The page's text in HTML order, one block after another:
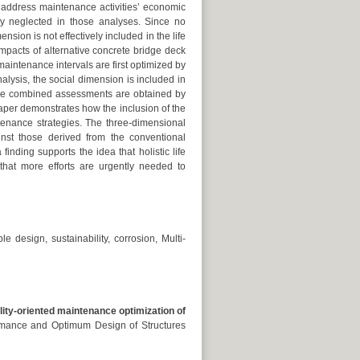
maintenance activities’ economic
neglected in those analyses. Since no
is not effectively included in the life
of alternative concrete bridge deck
intervals are first optimized by
the social dimension is included in
combined assessments are obtained by
demonstrates how the inclusion of the
strategies. The three-dimensional
those derived from the conventional
supports the idea that holistic life
more efforts are urgently needed to
design, sustainability, corrosion, Multi-
oriented maintenance optimization of
and Optimum Design of Structures